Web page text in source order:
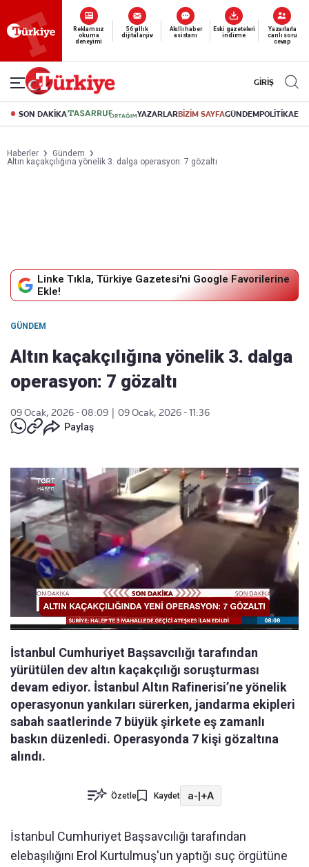
Yeni nesil dijital
abonelik 19 TL’den başlayan fiyatlarla.
GİRİŞ
SON DAKİKA YAZARLARBİZİM SAYFAGÜNDEMPOLİTİKA
Haberler
Gündem
Altın kaçakçılığına yönelik 3. dalga operasyon: 7 gözaltı
Linke Tıkla, Türkiye Gazetesi'ni Google Favorilerine
Ekle!
GÜNDEM
Altın kaçakçılığına yönelik 3. dalga
operasyon: 7 gözaltı
09 Ocak, 2026 - 08:09
09 Ocak, 2026 - 11:36
Paylaş
İstanbul Cumhuriyet Başsavcılığı tarafından
yürütülen dev altın kaçakçılığı soruşturması
devam ediyor. İstanbul Altın Rafinerisi’ne yönelik
operasyonun yankıları sürerken, jandarma ekipleri
sabah saatlerinde 7 büyük şirkete eş zamanlı
baskın düzenledi. Operasyonda 7 kişi gözaltına
alındı.
Özetle Kaydet a-|+A
İstanbul Cumhuriyet Başsavcılığı tarafından
elebaşılığını Erol Kurtulmuş'un yaptığı suç örgütüne